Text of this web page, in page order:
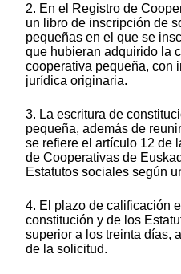
2. En el Registro de
un libro de inscripción de
pequeñas en el que se
que hubieran adquirido la
cooperativa pequeña, con
jurídica originaria.
3. La escritura de
pequeña, además de
se refiere el artículo 12 de
de Cooperativas de
Estatutos sociales según
4. El plazo de calificación
constitución y de los
superior a los treinta días,
de la solicitud.